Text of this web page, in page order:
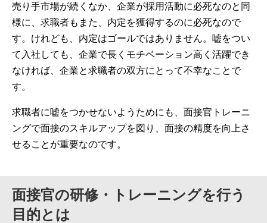
売り手市場が続くなか、企業が採用活動に必死なのと同
様に、求職者もまた、内定を獲得するのに必死なので
す。けれども、内定はゴールではありません。嘘をつい
て入社しても、企業で長くモチベーション高く活躍でき
なければ、企業と求職者の双方にとって不幸なことで
す。
求職者に嘘をつかせないようためにも、面接官トレーニ
ングで面接のスキルアップを図り、面接の精度を向上さ
せることが重要なのです。
面接官の研修・トレーニングを行う
目的とは